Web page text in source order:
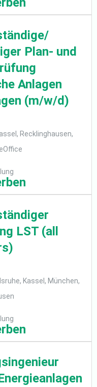
Plan- und
Anlagen
(m/w/d)
Recklinghausen,
LST (all
Kassel, München,